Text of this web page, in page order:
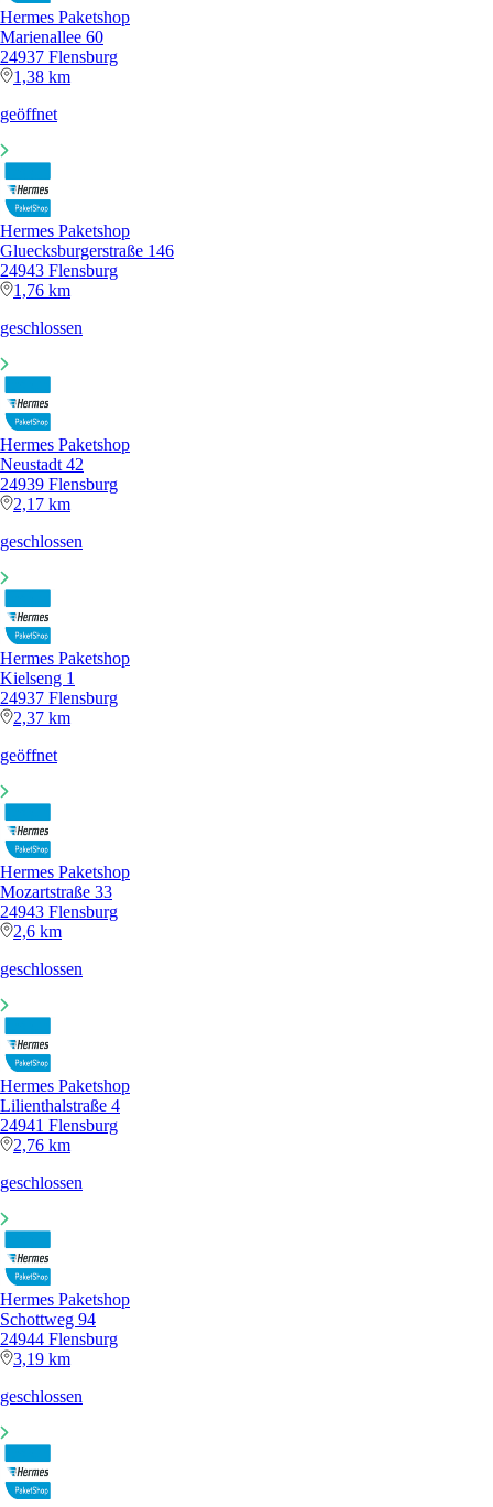
Hermes Paketshop
Marienallee 60
24937 Flensburg
1,38 km
geöffnet
Hermes Paketshop
Gluecksburgerstraße 146
24943 Flensburg
1,76 km
geschlossen
Hermes Paketshop
Neustadt 42
24939 Flensburg
2,17 km
geschlossen
Hermes Paketshop
Kielseng 1
24937 Flensburg
2,37 km
geöffnet
Hermes Paketshop
Mozartstraße 33
24943 Flensburg
2,6 km
geschlossen
Hermes Paketshop
Lilienthalstraße 4
24941 Flensburg
2,76 km
geschlossen
Hermes Paketshop
Schottweg 94
24944 Flensburg
3,19 km
geschlossen